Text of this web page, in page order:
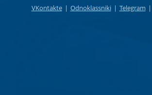
VKontakte | Odnoklassniki | Telegram |